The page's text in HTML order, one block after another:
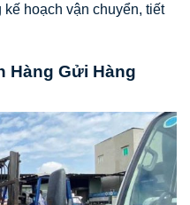
hoạch vận chuyển, tiết
Hàng Gửi Hàng